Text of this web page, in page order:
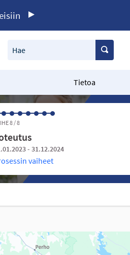
Hae
Tietoa
8 / 8
- 31.12.2024
vaiheet
mutta se voi olla vaikeaselkoinen.